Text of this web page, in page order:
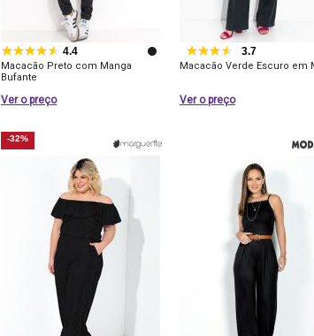
4.4
Macacão Preto com Manga
Bufante
Ver o preço
3.7
Macacão Verde Escuro em
Ver o preço
-32%